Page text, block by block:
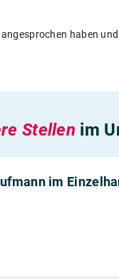
haben
Stellen im
im